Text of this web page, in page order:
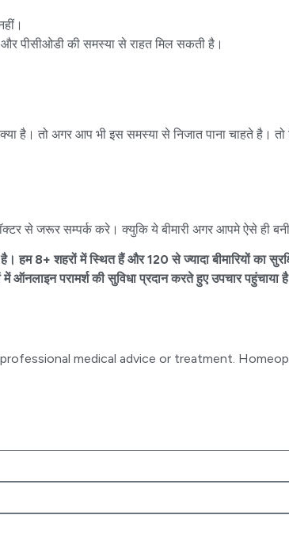
और पीसीओडी की समस्या से राहत मिल सकती है।
है। तो अगर आप भी इस समस्या से निजात पाना चाहते है।
से जरूर सम्पर्क करे। क्युकि ये बीमारी अगर आपमे ऐसे ही बनी
हम 8+ शहरों में स्थित हैं और 120 से ज्यादा बीमारियों का
परामर्श की सुविधा प्रदान करते हुए उपचार पहुंचाया
medical advice or treatment.